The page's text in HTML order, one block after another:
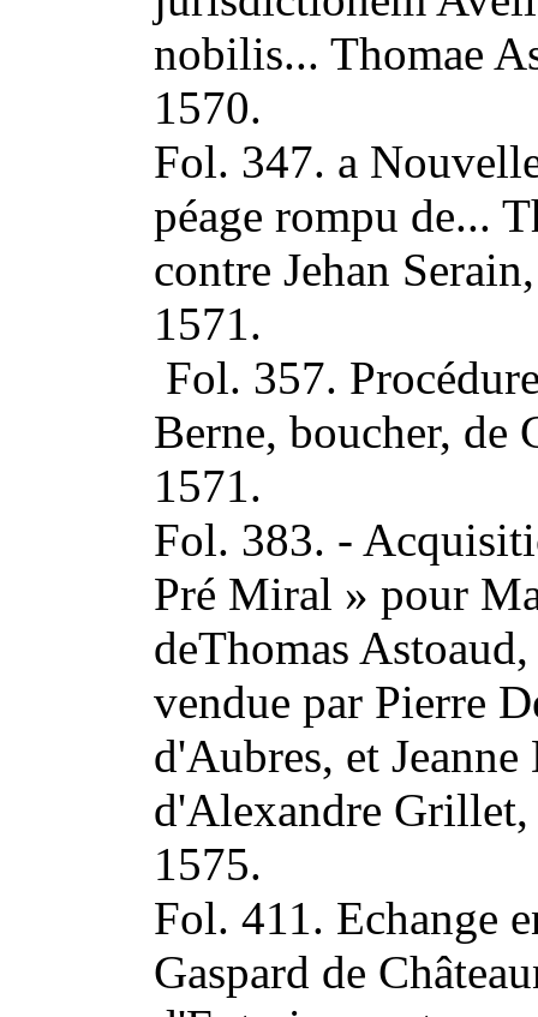
nobilis... Thomae
1570.
Fol. 347. a
péage rompu de...
contre Jehan
1571.
Fol. 357.
Berne, boucher, de
1571.
Fol. 383. -
Pré Miral » pour
deThomas
vendue par Pierre
d'Aubres, et
d'Alexandre Grillet,
1575.
Fol. 411. Echange
Gaspard de